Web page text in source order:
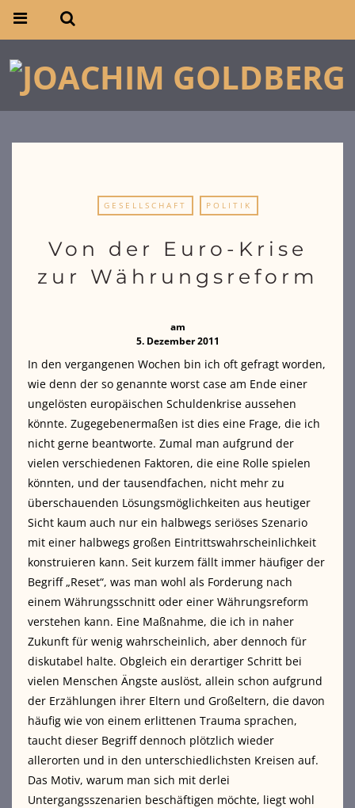
GESELLSCHAFT POLITIK
Von der Euro-Krise
zur Währungsreform
am
5. Dezember 2011
In den vergangenen Wochen bin ich oft gefragt worden,
wie denn der so genannte worst case am Ende einer
ungelösten europäischen Schuldenkrise aussehen
könnte. Zugegebenermaßen ist dies eine Frage, die ich
nicht gerne beantworte. Zumal man aufgrund der
vielen verschiedenen Faktoren, die eine Rolle spielen
könnten, und der tausendfachen, nicht mehr zu
überschauenden Lösungsmöglichkeiten aus heutiger
Sicht kaum auch nur ein halbwegs seriöses Szenario
mit einer halbwegs großen Eintrittswahrscheinlichkeit
konstruieren kann. Seit kurzem fällt immer häufiger der
Begriff „Reset“, was man wohl als Forderung nach
einem Währungsschnitt oder einer Währungsreform
verstehen kann. Eine Maßnahme, die ich in naher
Zukunft für wenig wahrscheinlich, aber dennoch für
diskutabel halte. Obgleich ein derartiger Schritt bei
vielen Menschen Ängste auslöst, allein schon aufgrund
der Erzählungen ihrer Eltern und Großeltern, die davon
häufig wie von einem erlittenen Trauma sprachen,
taucht dieser Begriff dennoch plötzlich wieder
allerorten und in den unterschiedlichsten Kreisen auf.
Das Motiv, warum man sich mit derlei
Untergangsszenarien beschäftigen möchte, liegt wohl